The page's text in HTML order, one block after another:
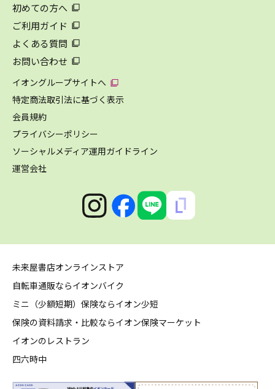
初めての方へ
ご利用ガイド
よくある質問
お問い合わせ
イオングループサイトへ
特定商法取引法に基づく表示
会員規約
プライバシーポリシー
ソーシャルメディア運用ガイドライン
運営会社
未来屋書店オンラインストア
自転車通販ならイオンバイク
ミニ（少額短期）保険ならイオン少短
保険の資料請求・比較ならイオン保険マーケット
イオンのレストラン
四六時中